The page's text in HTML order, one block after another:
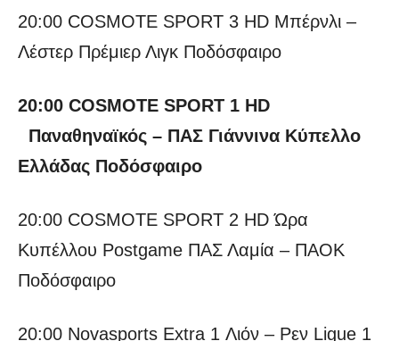
20:00 COSMOTE SPORT 3 HD Μπέρνλι –
Λέστερ Πρέμιερ Λιγκ Ποδόσφαιρο
20:00 COSMOTE SPORT 1 HD
Παναθηναϊκός – ΠΑΣ Γιάννινα Κύπελλο
Ελλάδας Ποδόσφαιρο
20:00 COSMOTE SPORT 2 HD Ώρα
Κυπέλλου Postgame ΠΑΣ Λαμία – ΠΑΟΚ
Ποδόσφαιρο
20:00 Novasports Extra 1 Λιόν – Ρεν Ligue 1